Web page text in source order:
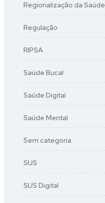
Regionalização da Saúde
Regulação
RIPSA
Saúde Bucal
Saúde Digital
Saúde Mental
Sem categoria
SUS
SUS Digital